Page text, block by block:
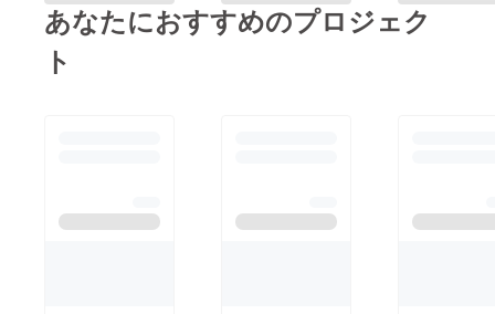
あなたにおすすめのプロジェク
ト